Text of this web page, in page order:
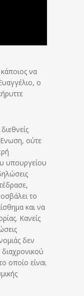
να
ο
ούτε
υπουργείου
το
και να
Κανείς
δεν
οποίο είναι